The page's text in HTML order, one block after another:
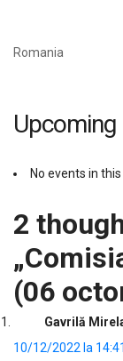
Romania
Upcoming
No events in
2
(06
Gavrilă
10/12/2022 la 14:41